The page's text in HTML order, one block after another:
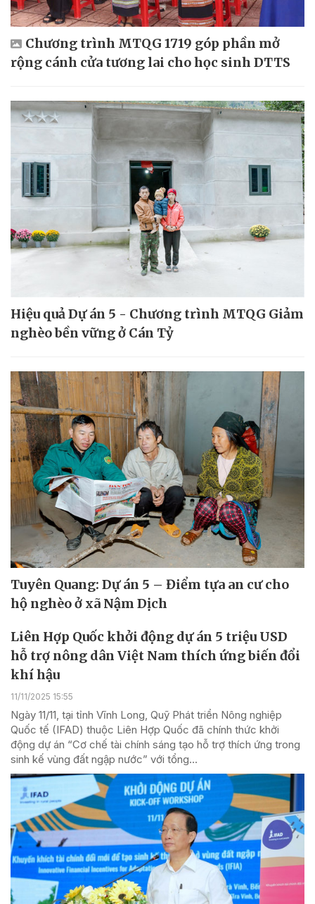
Chương trình MTQG 1719 góp phần mở
rộng cánh cửa tương lai cho học sinh DTTS
Hiệu quả Dự án 5 - Chương trình MTQG Giảm
nghèo bền vững ở Cán Tỷ
Tuyên Quang: Dự án 5 – Điểm tựa an cư cho
hộ nghèo ở xã Nậm Dịch
Liên Hợp Quốc khởi động dự án 5 triệu USD
hỗ trợ nông dân Việt Nam thích ứng biến đổi
khí hậu
11/11/2025 15:55
Ngày 11/11, tại tỉnh Vĩnh Long, Quỹ Phát triển Nông nghiệp
Quốc tế (IFAD) thuộc Liên Hợp Quốc đã chính thức khởi
động dự án “Cơ chế tài chính sáng tạo hỗ trợ thích ứng trong
sinh kế vùng đất ngập nước” với tổng...